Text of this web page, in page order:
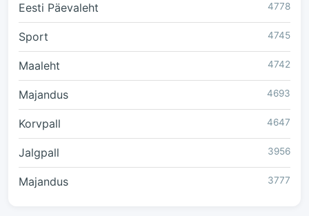
Eesti Päevaleht 4778
Sport 4745
Maaleht 4742
Majandus 4693
Korvpall 4647
Jalgpall 3956
Majandus 3777